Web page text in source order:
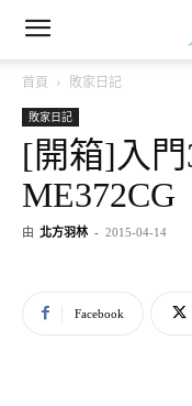
首頁 敗家日記
敗家日記
[開箱]入門
ME372CG
由 北方羽林 - 2015-04-14
Facebook